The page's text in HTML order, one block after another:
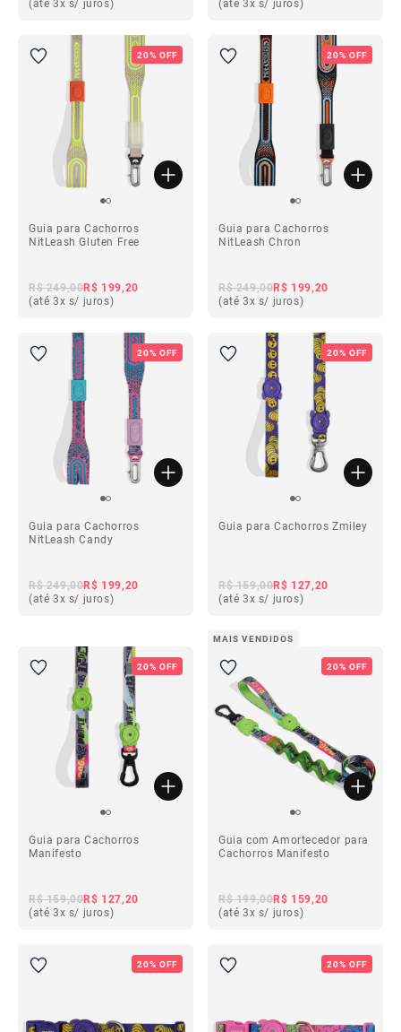
20% OFF
Guia para Cachorros
NitLeash Gluten Free
R$ 249,00R$ 199,20
(até 3x s/ juros)
20% OFF
Guia para Cachorros
NitLeash Chron
R$ 249,00R$ 199,20
(até 3x s/ juros)
20% OFF
Guia para Cachorros
NitLeash Candy
R$ 249,00R$ 199,20
(até 3x s/ juros)
20% OFF
Guia para Cachorros Zmiley
R$ 159,00R$ 127,20
(até 3x s/ juros)
20% OFF
Guia para Cachorros
Manifesto
R$ 159,00R$ 127,20
(até 3x s/ juros)
MAIS VENDIDOS
20% OFF
Guia com Amortecedor para
Cachorros Manifesto
R$ 199,00R$ 159,20
(até 3x s/ juros)
20% OFF 20% OFF